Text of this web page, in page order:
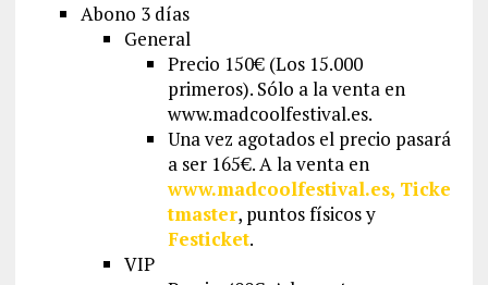
Abono 3 días
General
Precio 150€ (Los 15.000
primeros). Sólo a la venta en
www.madcoolfestival.es.
Una vez agotados el precio pasará
a ser 165€. A la venta en
www.madcoolfestival.es, Ticke
tmaster, puntos físicos y
Festicket.
VIP